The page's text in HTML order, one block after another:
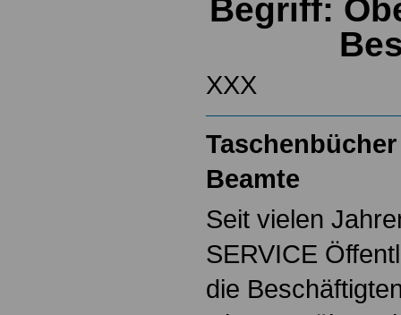
Begriff:
XXX
Beamte
Seit vielen
SERVICE
die